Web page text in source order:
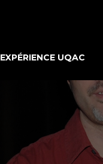
EXPÉRIENCE UQAC